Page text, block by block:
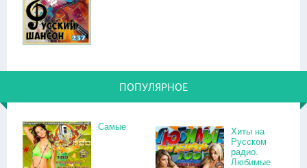
ПОПУЛЯРНОЕ
Самые
Хиты на
Русском
радио.
Любимые